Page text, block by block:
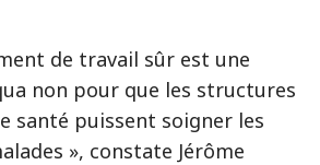
de travail sûr est une
non pour que les structures
santé puissent soigner les
», constate Jérôme